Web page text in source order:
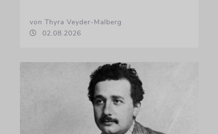
von Thyra Veyder-Malberg
02.08.2026